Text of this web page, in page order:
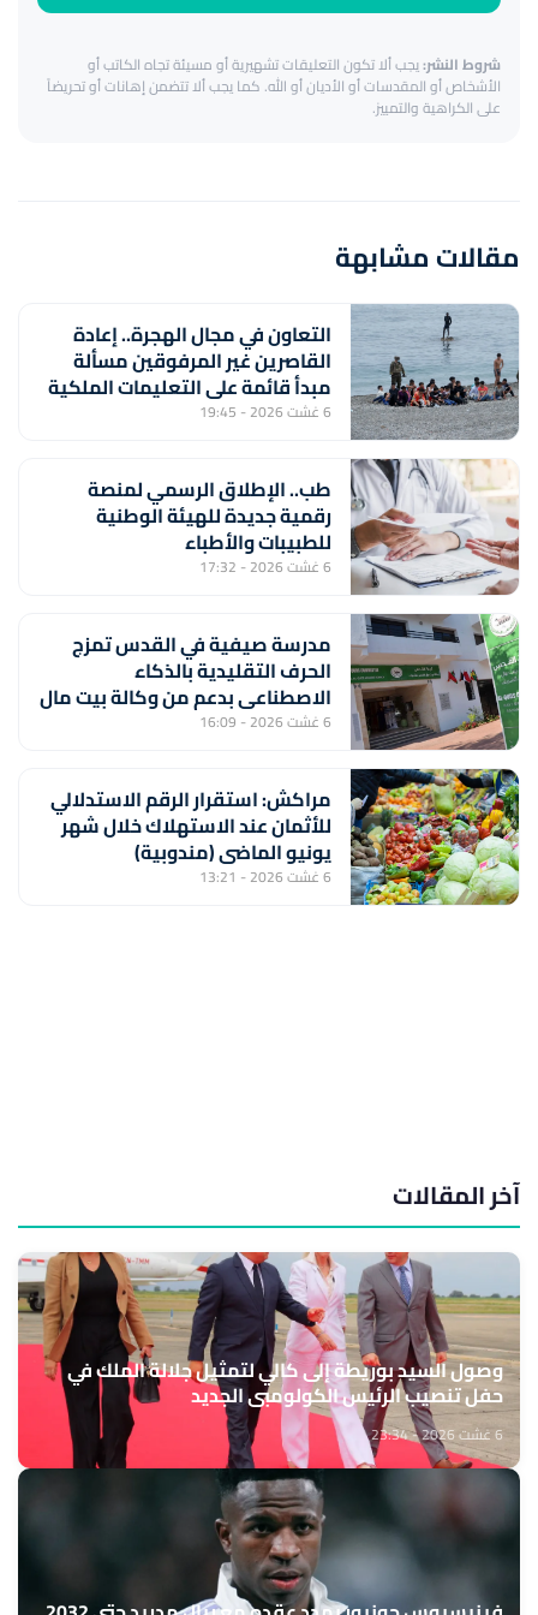
شروط النشر:يجب ألا تكون التعليقات تشهيرية أو مسيئة تجاه الكاتب أو
الأشخاص أو المقدسات أو الأديان أو الله. كما يجب ألا تتضمن إهانات أو تحريضاً
على الكراهية والتمييز.
مقالات مشابهة
التعاون في مجال الهجرة.. إعادة
القاصرين غير المرفوقين مسألة
مبدأ قائمة على التعليمات الملكية
السامية (مصدر دبلوماسي)
6 غشت 2026 - 19:45
طب.. الإطلاق الرسمي لمنصة
رقمية جديدة للهيئة الوطنية
للطبيبات والأطباء
6 غشت 2026 - 17:32
مدرسة صيفية في القدس تمزج
الحرف التقليدية بالذكاء
الاصطناعي بدعم من وكالة بيت مال
القدس الشريف
6 غشت 2026 - 16:09
مراكش: استقرار الرقم الاستدلالي
للأثمان عند الاستهلاك خلال شهر
يونيو الماضي (مندوبية)
6 غشت 2026 - 13:21
آخر المقالات
وصول السيد بوريطة إلى كالي لتمثيل جلالة الملك في
حفل تنصيب الرئيس الكولومبي الجديد
6 غشت 2026 - 23:34